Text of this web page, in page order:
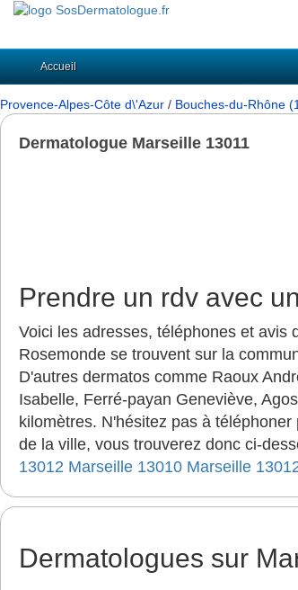
Accueil
Provence-Alpes-Côte d\'Azur / Bouches-du-Rhône
Dermatologue Marseille 13011
Prendre un rdv avec
Voici les adresses, téléphones et avis
Rosemonde se trouvent sur la
D'autres dermatos comme Raoux
Isabelle, Ferré-payan Geneviève,
kilomètres. N'hésitez pas à
de la ville, vous trouverez donc ci-
13012 Marseille 13010 Marseille
Dermatologues sur